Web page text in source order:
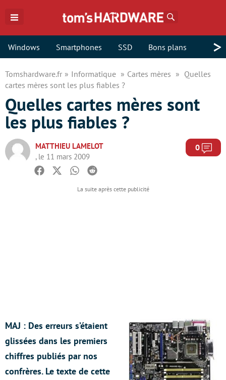
Windows Smartphones SSD Bons plans >
Tomshardware.fr Informatique Cartes mères
Quelles
cartes mères sont les plus fiables ?
Quelles cartes mères sont
les plus fiables ?
MATTHIEU LAMELOT
, le 11 mars 2009
0
Facebook
TwitterWhatsapp
Reddit
MAJ : Des erreurs s’étaient
glissées dans les premiers
chiffres publiés par nos
confrères. Le texte de cette